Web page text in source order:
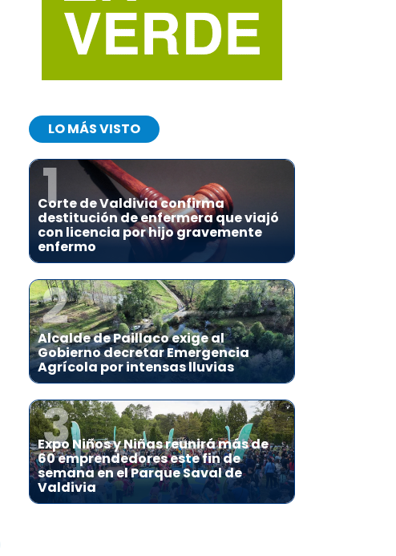
LO MÁS VISTO
1
Corte de Valdivia confirma
destitución de enfermera que viajó
con licencia por hijo gravemente
enfermo
2
Alcalde de Paillaco exige al
Gobierno decretar Emergencia
Agrícola por intensas lluvias
3
Expo Niños y Niñas reunirá más de
60 emprendedores este fin de
semana en el Parque Saval de
Valdivia